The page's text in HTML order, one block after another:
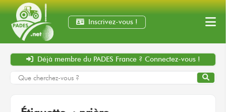
Inscrivez-vous !
Déjà membre du PADES France ? Connectez-vous !